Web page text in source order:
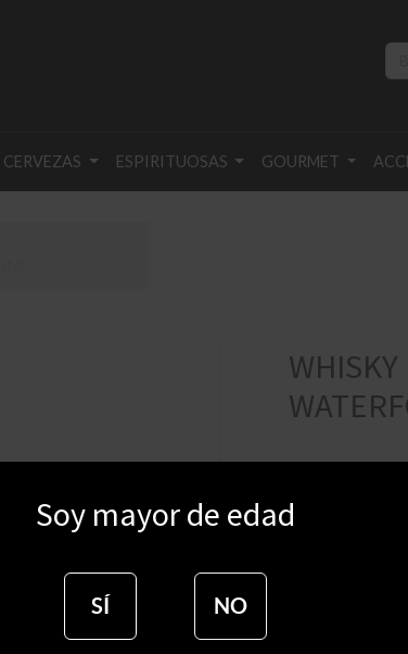
CERVEZAS ESPIRITUOSAS GOURMET
WHISKY
$
Soy mayor de edad
SÍ NO